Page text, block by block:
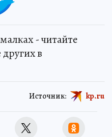
- читайте
в
Источник: kp.ru